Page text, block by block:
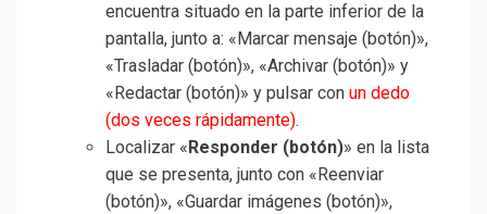
encuentra situado en la parte inferior de la
pantalla, junto a: «Marcar mensaje (botón)»,
«Trasladar (botón)», «Archivar (botón)» y
«Redactar (botón)» y pulsar con un dedo
(dos veces rápidamente).
Localizar « Responder (botón)» en la lista
que se presenta, junto con «Reenviar
(botón)», «Guardar imágenes (botón)»,